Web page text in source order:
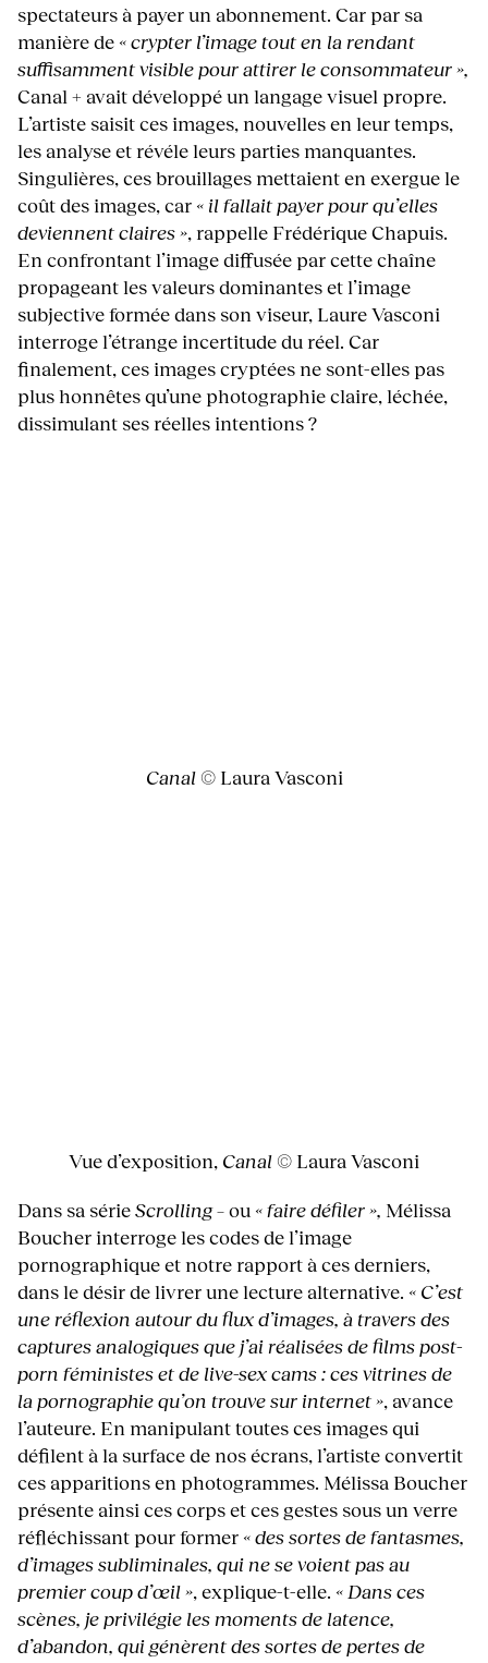
spectateurs à payer un abonnement. Car par sa
manière de « crypter l’image tout en la rendant
suffisamment visible pour attirer le consommateur »,
Canal + avait développé un langage visuel propre.
L’artiste saisit ces images, nouvelles en leur temps,
les analyse et révéle leurs parties manquantes.
Singulières, ces brouillages mettaient en exergue le
coût des images, car « il fallait payer pour qu’elles
deviennent claires », rappelle Frédérique Chapuis.
En confrontant l’image diffusée par cette chaîne
propageant les valeurs dominantes et l’image
subjective formée dans son viseur, Laure Vasconi
interroge l’étrange incertitude du réel. Car
finalement, ces images cryptées ne sont-elles pas
plus honnêtes qu’une photographie claire, léchée,
dissimulant ses réelles intentions ?
Canal© Laura Vasconi
Vue d’exposition, Canal © Laura Vasconi
Dans sa sérieScrolling– ou « faire défiler », Mélissa
Boucher interroge les codes de l’image
pornographique et notre rapport à ces derniers,
dans le désir de livrer une lecture alternative. « C’est
une réflexion autour du flux d’images, à travers des
captures analogiques que j’ai réalisées de films post-
porn féministes et de live-sex cams : ces vitrines de
la pornographie qu’on trouve sur internet », avance
l’auteure. En manipulant toutes ces images qui
défilent à la surface de nos écrans, l’artiste convertit
ces apparitions en photogrammes. Mélissa Boucher
présente ainsi ces corps et ces gestes sous un verre
réfléchissant pour former « des sortes de fantasmes,
d’images subliminales, qui ne se voient pas au
premier coup d’œil », explique-t-elle. « Dans ces
scènes, je privilégie les moments de latence,
d’abandon, qui génèrent des sortes de pertes de